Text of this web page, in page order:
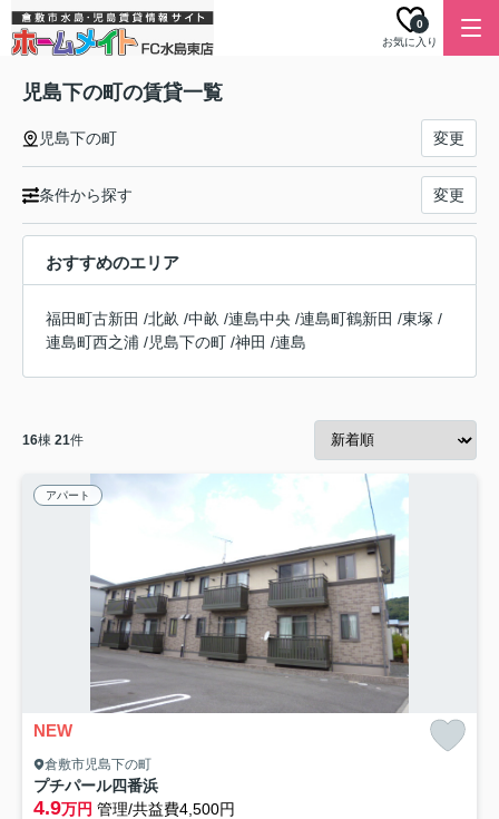
お気に入り
0
児島下の町の賃貸一覧
児島下の町 変更
条件から探す 変更
おすすめのエリア
福田町古新田 /北畝 /中畝 /連島中央 /連島町鶴新田 /東塚 /
連島町西之浦 /児島下の町 /神田 /連島
16棟 21件
アパート
NEW
倉敷市児島下の町
プチパール四番浜
4.9万円 管理/共益費4,500円